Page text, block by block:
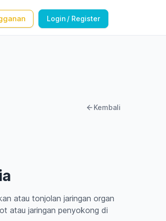
Login / Register
Kembali
atau tonjolan jaringan organ
atau jaringan penyokong di